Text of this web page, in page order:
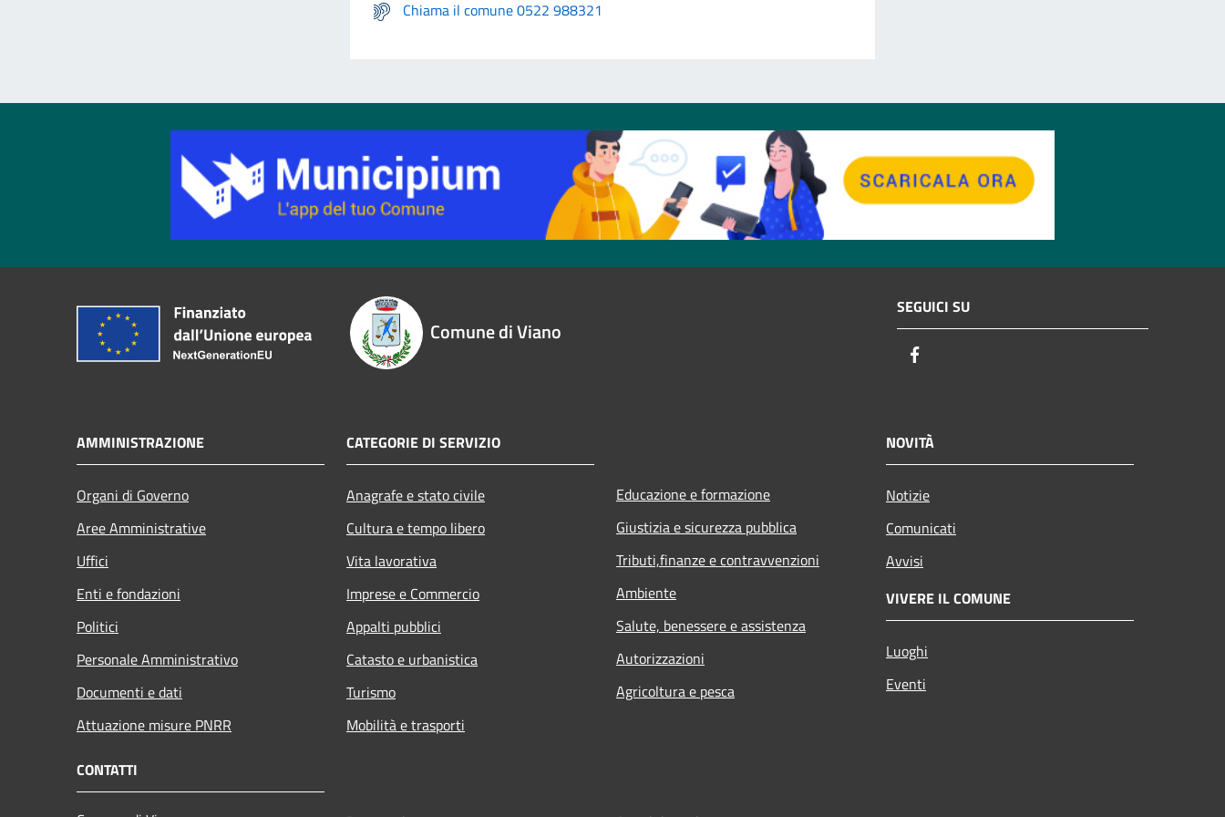
Chiama il comune 0522 988321
Comune di Viano
SEGUICI SU
AMMINISTRAZIONE
Organi di Governo
Aree Amministrative
Uffici
Enti e fondazioni
Politici
Personale Amministrativo
Documenti e dati
Attuazione misure PNRR
CATEGORIE DI SERVIZIO
Anagrafe e stato civile
Cultura e tempo libero
Vita lavorativa
Imprese e Commercio
Appalti pubblici
Catasto e urbanistica
Turismo
Mobilità e trasporti
Educazione e formazione
Giustizia e sicurezza pubblica
Tributi,finanze e contravvenzioni
Ambiente
Salute, benessere e assistenza
Autorizzazioni
Agricoltura e pesca
NOVITÀ
Notizie
Comunicati
Avvisi
VIVERE IL COMUNE
Luoghi
Eventi
CONTATTI